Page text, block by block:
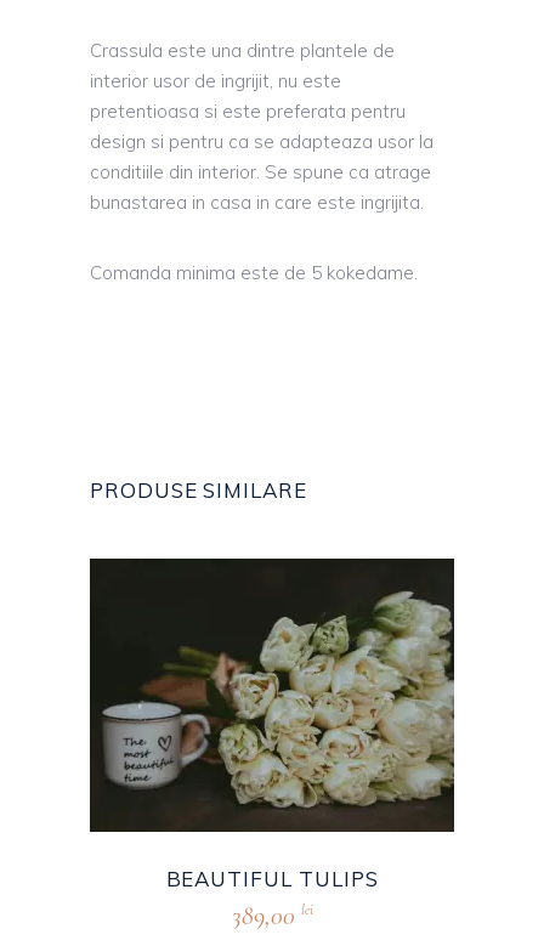
Crassula este una dintre plantele de
interior usor de ingrijit, nu este
pretentioasa si este preferata pentru
design si pentru ca se adapteaza usor la
conditiile din interior. Se spune ca atrage
bunastarea in casa in care este ingrijita.
Comanda minima este de 5 kokedame.
PRODUSE SIMILARE
BEAUTIFUL TULIPS
389,00 lei